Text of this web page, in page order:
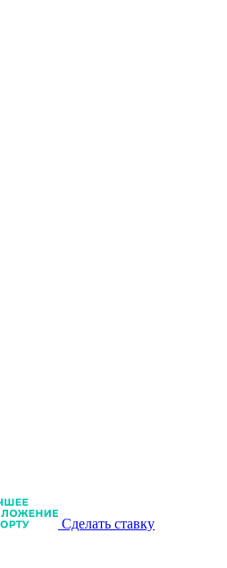
Сделать ставку